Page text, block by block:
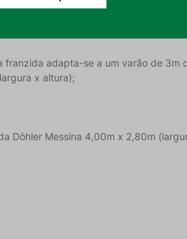
adapta-se a um varão de 3m
x altura);
Döhler Messina 4,00m x 2,80m